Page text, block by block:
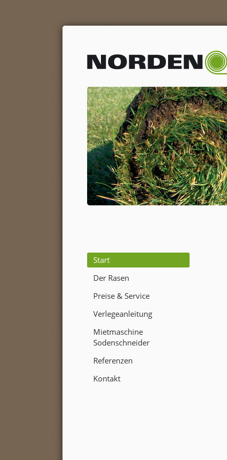
Start
Der Rasen
Preise & Service
Verlegeanleitung
Mietmaschine
Sodenschneider
Referenzen
Kontakt